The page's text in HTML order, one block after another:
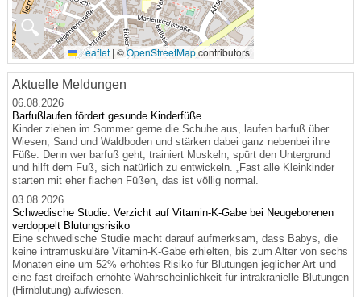
🔍
Leaflet | ©OpenStreetMapcontributors
Aktuelle Meldungen
06.08.2026
Barfußlaufen fördert gesunde Kinderfüße
Kinder ziehen im Sommer gerne die Schuhe aus, laufen barfuß über
Wiesen, Sand und Waldboden und stärken dabei ganz nebenbei ihre
Füße. Denn wer barfuß geht, trainiert Muskeln, spürt den Untergrund
und hilft dem Fuß, sich natürlich zu entwickeln. „Fast alle Kleinkinder
starten mit eher flachen Füßen, das ist völlig normal.
03.08.2026
Schwedische Studie: Verzicht auf Vitamin-K-Gabe bei Neugeborenen
verdoppelt Blutungsrisiko
Eine schwedische Studie macht darauf aufmerksam, dass Babys, die
keine intramuskuläre Vitamin-K-Gabe erhielten, bis zum Alter von sechs
Monaten eine um 52% erhöhtes Risiko für Blutungen jeglicher Art und
eine fast dreifach erhöhte Wahrscheinlichkeit für intrakranielle Blutungen
(Hirnblutung) aufwiesen.